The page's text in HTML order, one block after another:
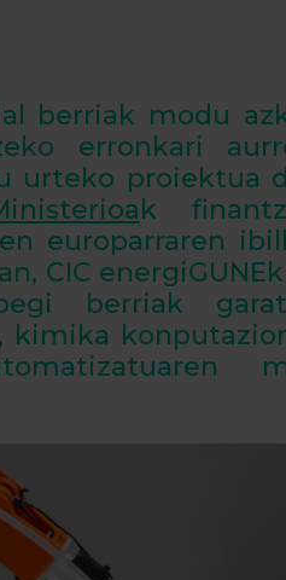
berriak modu
erronkari
urteko proiektua
k
europarraren
CIC
berriak
kimika